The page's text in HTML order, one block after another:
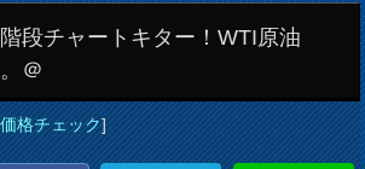
段チャートキター！WTI原油
＠
格チェック]